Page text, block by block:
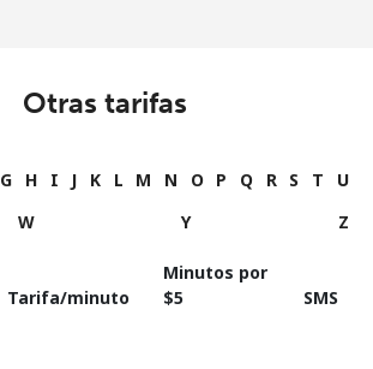
Otras tarifas
G H I J K L M N O P Q R S T
U
W Y Z
Tarifa/minuto
Minutos por
⁦$5⁩
SMS